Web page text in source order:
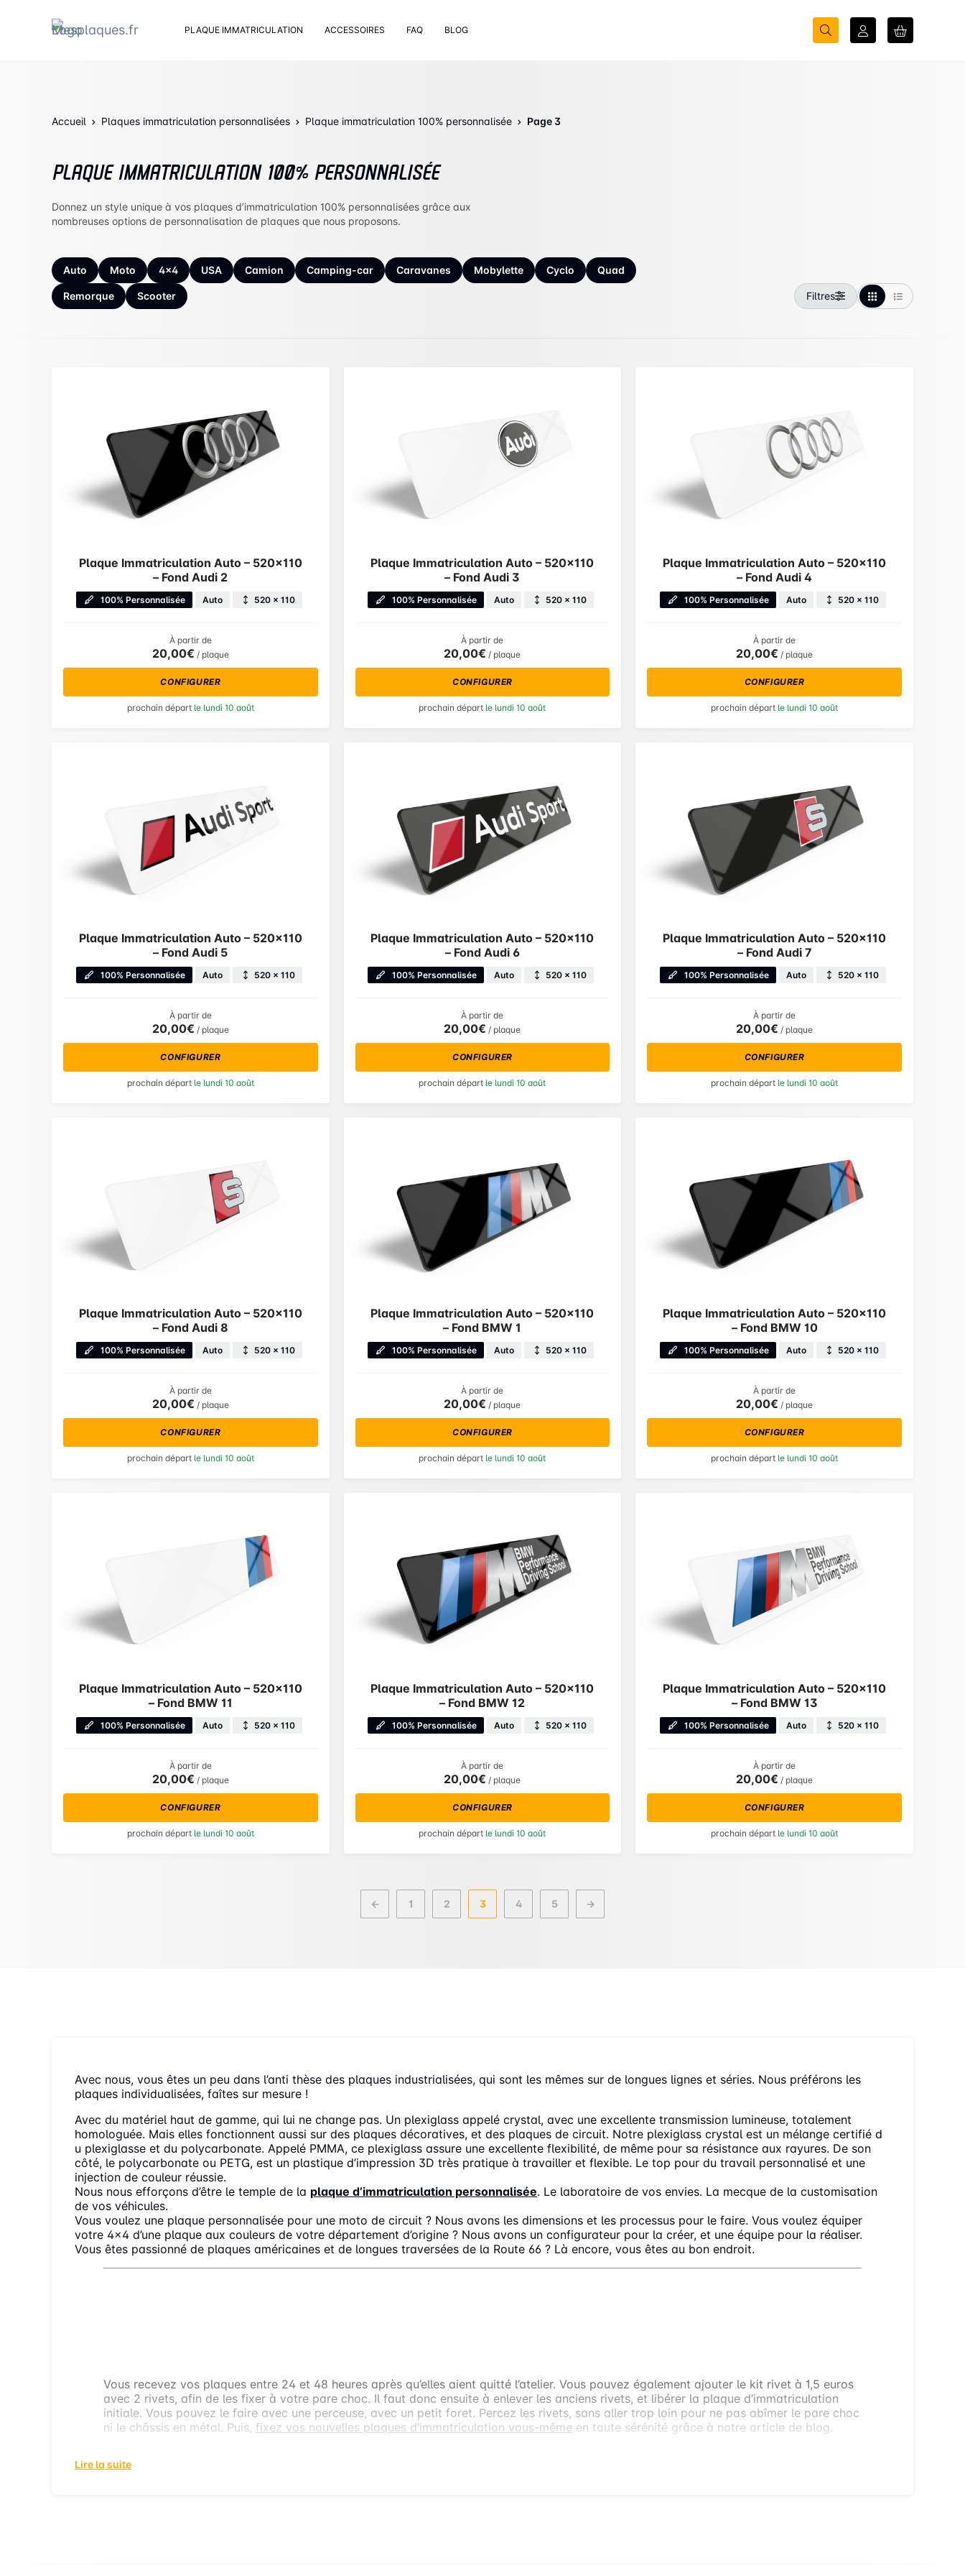
PLAQUE IMMATRICULATION ACCESSOIRES
Kit de nettoyage extérieur
Bouchon valve de pneu
FAQ BLOG
Accueil Plaques immatriculation personnalisées Plaque immatriculation 100% personnalisée Page 3
PLAQUE IMMATRICULATION 100% PERSONNALISÉE
Donnez un style unique à vos plaques d’immatriculation 100% personnalisées grâce aux
nombreuses options de personnalisation de plaques que nous proposons.
Auto Moto 4x4 USA Camion Camping-car Caravanes Mobylette Cyclo Quad
Remorque Scooter Filtres
Plaque Immatriculation Auto – 520×110
– Fond Audi 2
100% Personnalisée Auto 520 × 110
À partir de
20,00€ / plaque
CONFIGURER
prochain départ le lundi 10 août
Plaque Immatriculation Auto – 520×110
– Fond Audi 3
100% Personnalisée Auto 520 × 110
À partir de
20,00€ / plaque
CONFIGURER
prochain départ le lundi 10 août
Plaque Immatriculation Auto – 520×110
– Fond Audi 4
100% Personnalisée Auto 520 × 110
À partir de
20,00€ / plaque
CONFIGURER
prochain départ le lundi 10 août
Plaque Immatriculation Auto – 520×110
– Fond Audi 5
100% Personnalisée Auto 520 × 110
À partir de
20,00€ / plaque
CONFIGURER
prochain départ le lundi 10 août
Plaque Immatriculation Auto – 520×110
– Fond Audi 6
100% Personnalisée Auto 520 × 110
À partir de
20,00€ / plaque
CONFIGURER
prochain départ le lundi 10 août
Plaque Immatriculation Auto – 520×110
– Fond Audi 7
100% Personnalisée Auto 520 × 110
À partir de
20,00€ / plaque
CONFIGURER
prochain départ le lundi 10 août
Plaque Immatriculation Auto – 520×110
– Fond Audi 8
100% Personnalisée Auto 520 × 110
À partir de
20,00€ / plaque
CONFIGURER
prochain départ le lundi 10 août
Plaque Immatriculation Auto – 520×110
– Fond BMW 1
100% Personnalisée Auto 520 × 110
À partir de
20,00€ / plaque
CONFIGURER
prochain départ le lundi 10 août
Plaque Immatriculation Auto – 520×110
– Fond BMW 10
100% Personnalisée Auto 520 × 110
À partir de
20,00€ / plaque
CONFIGURER
prochain départ le lundi 10 août
Plaque Immatriculation Auto – 520×110
– Fond BMW 11
100% Personnalisée Auto 520 × 110
À partir de
20,00€ / plaque
CONFIGURER
prochain départ le lundi 10 août
Plaque Immatriculation Auto – 520×110
– Fond BMW 12
100% Personnalisée Auto 520 × 110
À partir de
20,00€ / plaque
CONFIGURER
prochain départ le lundi 10 août
Plaque Immatriculation Auto – 520×110
– Fond BMW 13
100% Personnalisée Auto 520 × 110
À partir de
20,00€ / plaque
CONFIGURER
prochain départ le lundi 10 août
← 1 2 3 4 5 →
Avec nous, vous êtes un peu dans l’anti thèse des plaques industrialisées, qui sont les mêmes sur de longues lignes et séries. Nous préférons les
plaques individualisées, faîtes sur mesure !
Avec du matériel haut de gamme, qui lui ne change pas. Un plexiglass appelé crystal, avec une excellente transmission lumineuse, totalement
homologuée. Mais elles fonctionnent aussi sur des plaques décoratives, et des plaques de circuit. Notre plexiglass crystal est un mélange certifié d
u plexiglasse et du polycarbonate. Appelé PMMA, ce plexiglass assure une excellente flexibilité, de même pour sa résistance aux rayures. De son
côté, le polycarbonate ou PETG, est un plastique d’impression 3D très pratique à travailler et flexible. Le top pour du travail personnalisé et une
injection de couleur réussie.
Nous nous efforçons d’être le temple de la plaque d’immatriculation personnalisée. Le laboratoire de vos envies. La mecque de la customisation
de vos véhicules.
Vous voulez une plaque personnalisée pour une moto de circuit ? Nous avons les dimensions et les processus pour le faire. Vous voulez équiper
votre 4×4 d’une plaque aux couleurs de votre département d’origine ? Nous avons un configurateur pour la créer, et une équipe pour la réaliser.
Vous êtes passionné de plaques américaines et de longues traversées de la Route 66 ? Là encore, vous êtes au bon endroit.
Vous recevez vos plaques entre 24 et 48 heures après qu’elles aient quitté l’atelier. Vous pouvez également ajouter le kit rivet à 1,5 euros
avec 2 rivets, afin de les fixer à votre pare choc. Il faut donc ensuite à enlever les anciens rivets, et libérer la plaque d’immatriculation
initiale. Vous pouvez le faire avec une perceuse, avec un petit foret. Percez les rivets, sans aller trop loin pour ne pas abîmer le pare choc
ni le châssis en métal. Puis, fixez vos nouvelles plaques d’immatriculation vous-même en toute sérénité grâce à notre article de blog.
Lire la suite